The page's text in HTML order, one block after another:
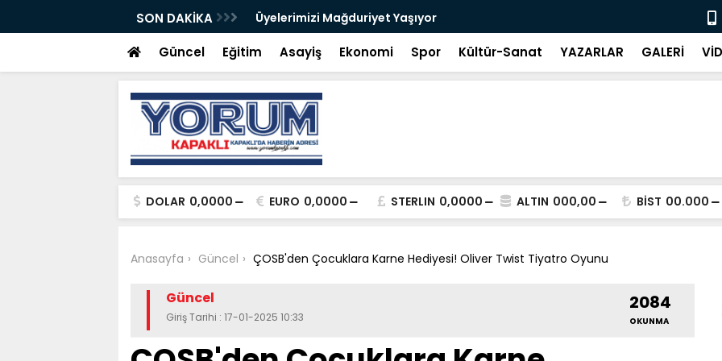
SON DAKİKA Üyelerimizi Mağduriyet Yaşıyor Görüntülü
Güncel Eğitim Asayiş Ekonomi Spor Kültür-Sanat YAZARLAR GALERİ
DOLAR 0,0000 EURO 0,0000 STERLIN 0,0000 ALTIN 000,00 BİST 00.000
Anasayfa Güncel ÇOSB'den Çocuklara Karne Hediyesi! Oliver Twist Tiyatro Oyunu
Güncel
Giriş Tarihi : 17-01-2025 10:33
2084
OKUNMA